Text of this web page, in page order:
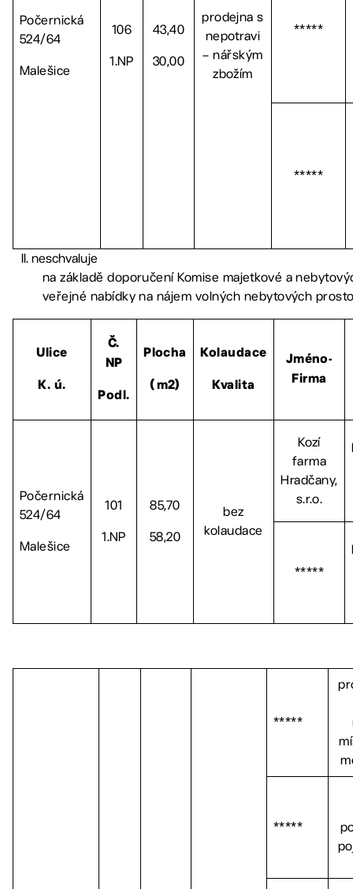
Počernická
524/64
Malešice
106
1.NP
43,40
30,00
prodejna s
nepotravi
– nářským
zbožím
*****
*****
neschvaluje
na základě doporučení Komise majetkové a
veřejné nabídky na nájem volných nebytových
Ulice
K. ú.
Č.
NP
Podl.
Plocha
(m2)
Kolaudace
Kvalita
Jméno-
Firma
Počernická
524/64
Malešice
101
1.NP
85,70
58,20
bez
kolaudace
Kozí
farma
Hradčany,
s.r.o.
*****
*****
*****